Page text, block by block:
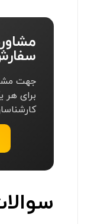
جهت
برای هر